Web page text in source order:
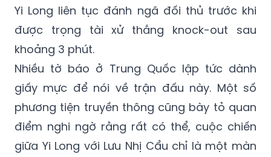
Yi Long liên tục đánh ngã đối thủ trước khi
được trọng tài xử thắng knock-out sau
khoảng 3 phút.
Nhiều tờ báo ở Trung Quốc lập tức dành
giấy mực để nói về trận đấu này. Một số
phương tiện truyền thông cũng bày tỏ quan
điểm nghi ngờ rằng rất có thể, cuộc chiến
giữa Yi Long với Lưu Nhị Cẩu chỉ là một màn